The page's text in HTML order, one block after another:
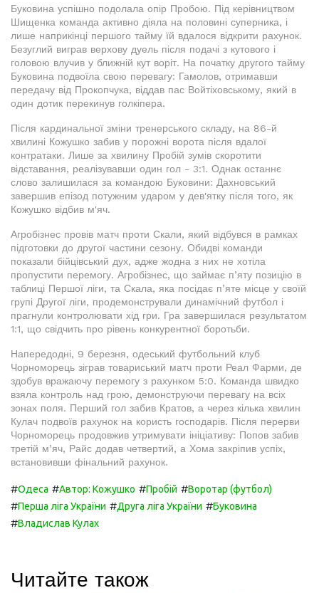
Буковина успішно подолала опір Пробою. Під керівництвом
Шищенка команда активно діяла на половині суперника, і
лише наприкінці першого тайму їй вдалося відкрити рахунок.
Безуглий виграв верхову дуель після подачі з кутового і
головою влучив у ближній кут воріт. На початку другого тайму
Буковина подвоїла свою перевагу: Гамолов, отримавши
передачу від Прокопчука, віддав пас Войтіховському, який в
один дотик перекинув голкіпера.
Після кардинальної зміни тренерського складу, на 86-й
хвилині Кожушко забив у порожні ворота після вдалої
контратаки. Лише за хвилину Пробій зумів скоротити
відставання, реалізувавши один гол - 3:1. Однак останнє
слово залишилася за командою Буковини: Дахновський
завершив епізод потужним ударом у дев'ятку після того, як
Кожушко відбив м'яч.
Агробізнес провів матч проти Скали, який відбувся в рамках
підготовки до другої частини сезону. Обидві команди
показали бійцівський дух, адже жодна з них не хотіла
пропустити перемогу. Агробізнес, що займає п’яту позицію в
таблиці Першої ліги, та Скала, яка посідає п’яте місце у своїй
групі Другої ліги, продемонстрували динамічний футбол і
прагнули контролювати хід гри. Гра завершилася результатом
1:1, що свідчить про рівень конкурентної боротьби.
Напередодні, 9 березня, одеський футбольний клуб
Чорноморець зіграв товариський матч проти Реал Фарми, де
здобув вражаючу перемогу з рахунком 5:0. Команда швидко
взяла контроль над грою, демонструючи перевагу на всіх
зонах поля. Перший гол забив Кратов, а через кілька хвилин
Кулач подвоїв рахунок на користь господарів. Після перерви
Чорноморець продовжив утримувати ініціативу: Попов забив
третій м’яч, Райс додав четвертий, а Хома закріпив успіх,
встановивши фінальний рахунок.
#Одеса #Автор: Кожушко #Пробій #Воротар (футбол)
#Перша ліга України #Друга ліга України #Буковина
#Владислав Кулах
Читайте також